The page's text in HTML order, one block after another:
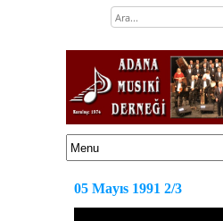
05 Mayıs 1991 2/3